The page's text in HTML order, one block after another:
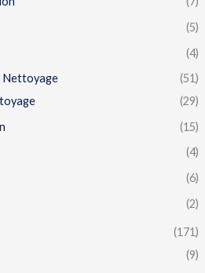
(5)
(4)
Nettoyage
(51)
(29)
(15)
(4)
(6)
(2)
(171)
(9)